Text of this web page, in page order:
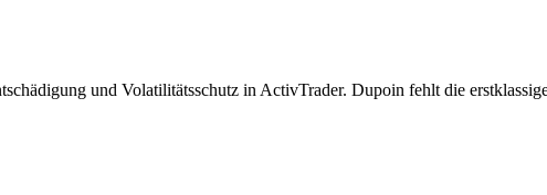
und Volatilitätsschutz in ActivTrader. Dupoin fehlt die